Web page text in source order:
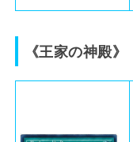
《王家の神殿》